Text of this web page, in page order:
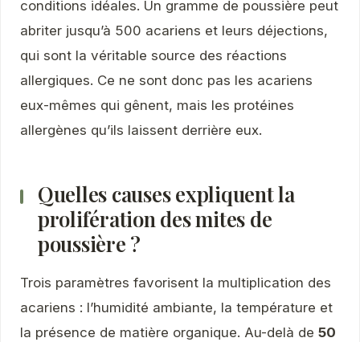
conditions idéales. Un gramme de poussière peut
abriter jusqu’à 500 acariens et leurs déjections,
qui sont la véritable source des réactions
allergiques. Ce ne sont donc pas les acariens
eux-mêmes qui gênent, mais les protéines
allergènes qu’ils laissent derrière eux.
Quelles causes expliquent la
prolifération des mites de
poussière ?
Trois paramètres favorisent la multiplication des
acariens : l’humidité ambiante, la température et
la présence de matière organique. Au-delà de 50